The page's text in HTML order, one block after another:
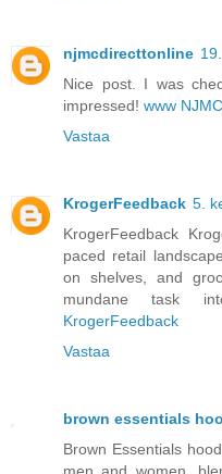
njmcdirecttonline
Nice post. I was
impressed! www
Vastaa
KrogerFeedback 5.
KrogerFeedback
paced retail
on shelves, and
mundane task
KrogerFeedback
Vastaa
brown essentials
Brown Essentials
men and women,